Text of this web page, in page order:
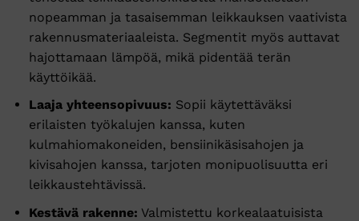
nopeamman ja tasaisemman leikkauksen vaativista
rakennusmateriaaleista. Segmentit myös auttavat
hajottamaan lämpöä, mikä pidentää terän
käyttöikää.
Laaja yhteensopivuus: Sopii käytettäväksi
erilaisten työkalujen kanssa, kuten
kulmahiomakoneiden, bensiinikäsisahojen ja
kivisahojen kanssa, tarjoten monipuolisuutta eri
leikkaustehtävissä.
Kestävä rakenne: Valmistettu korkealaatuisista